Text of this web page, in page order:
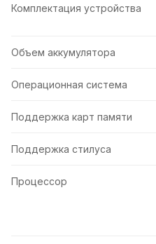
Комплектация устройства
Объем аккумулятора
Операционная система
Поддержка карт памяти
Поддержка стилуса
Процессор